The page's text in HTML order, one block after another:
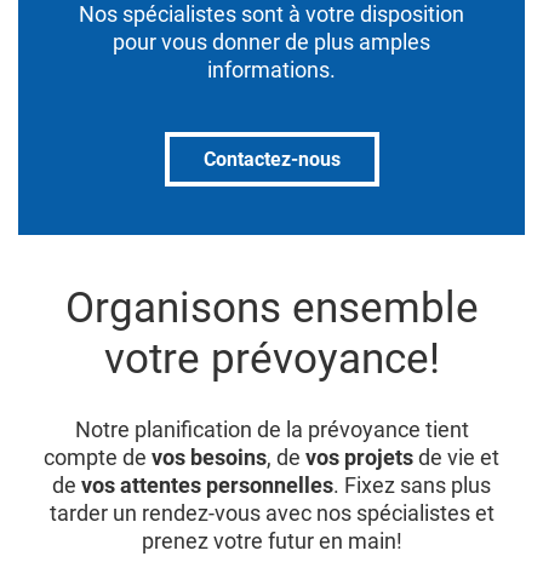
Nos spécialistes sont à votre disposition
pour vous donner de plus amples
informations.
Contactez-nous
Organisons ensemble
votre prévoyance!
Notre planification de la prévoyance tient
compte de vos besoins, de vos projetsde vie et
de vos attentes personnelles. Fixez sans plus
tarder un rendez-vous avec nos spécialistes et
prenez votre futur en main!